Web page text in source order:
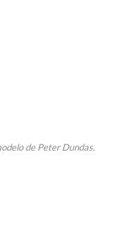
de Peter Dundas.